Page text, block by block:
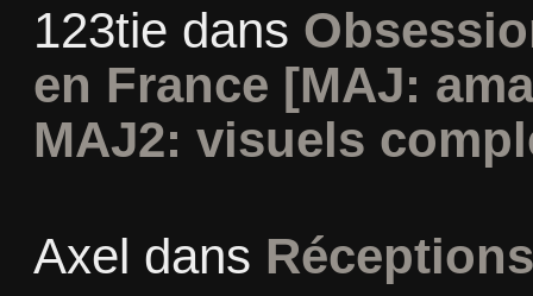
123tie dans
en France [MAJ:
MAJ2: visuels
Axel dans